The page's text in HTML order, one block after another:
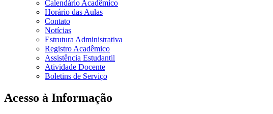
Calendário Acadêmico
Horário das Aulas
Contato
Notícias
Estrutura Administrativa
Registro Acadêmico
Assistência Estudantil
Atividade Docente
Boletins de Serviço
Acesso à Informação